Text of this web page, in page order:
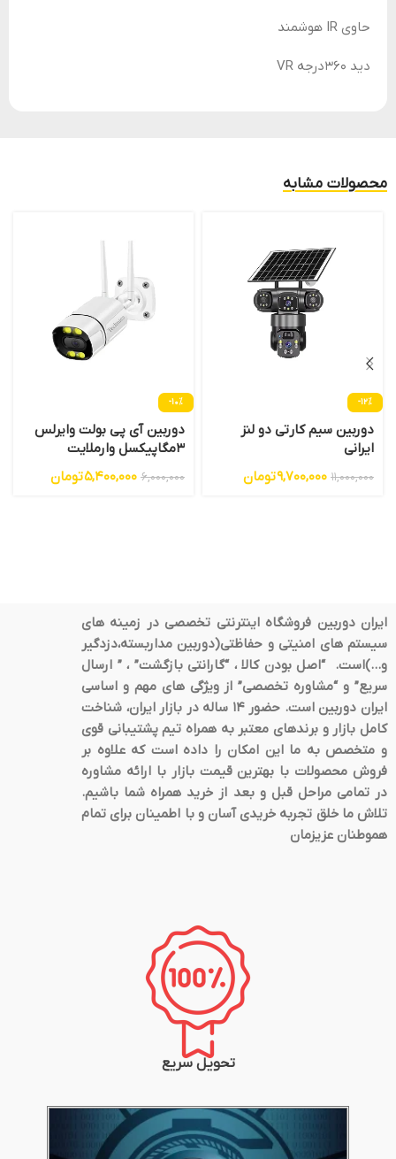
حاوی IR هوشمند
دید 360درجه VR
محصولات مشابه
-12%
دوربین سیم کارتی دو لنز
ایرانی
11,000,000
9,700,000تومان
-10%
دوربین آی پی بولت وایرلس
3مگاپیکسل وارملایت
6,000,000
5,400,000تومان
ایران دوربین فروشگاه اینترنتی تخصصی در زمینه های
سیستم های امنیتی و حفاظتی(دوربین مداربسته،دزدگیر
و…)است. “اصل بودن کالا ، “گارانتی بازگشت” ، ” ارسال
سریع” و “مشاوره تخصصی” از ویژگی های مهم و اساسی
ایران دوربین است. حضور 14 ساله در بازار ایران، شناخت
کامل بازار و برندهای معتبر به همراه تیم پشتیبانی قوی
و متخصص به ما این امکان را داده است که علاوه بر
فروش محصولات با بهترین قیمت بازار با ارائه مشاوره
در تمامی مراحل قبل و بعد از خرید همراه شما باشیم.
تلاش ما خلق تجربه خریدی آسان و با اطمینان برای تمام
هموطنان عزیزمان
تحویل سریع